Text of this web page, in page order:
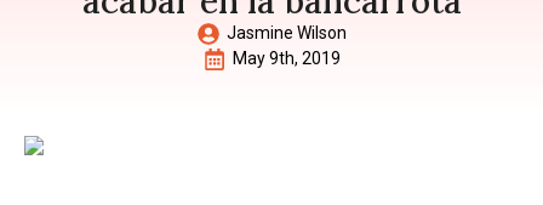
Jasmine Wilson
May 9th, 2019